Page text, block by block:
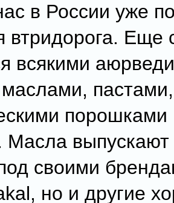
в России уже
втридорога. Еще
всякими
пастами,
порошками
Масла выпускают
своими
но и другие